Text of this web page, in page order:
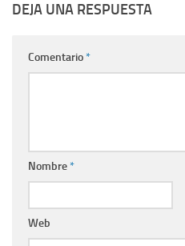
DEJA UNA RESPUESTA
Comentario*
Nombre*
Web